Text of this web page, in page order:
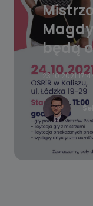
będą
23.10.2021